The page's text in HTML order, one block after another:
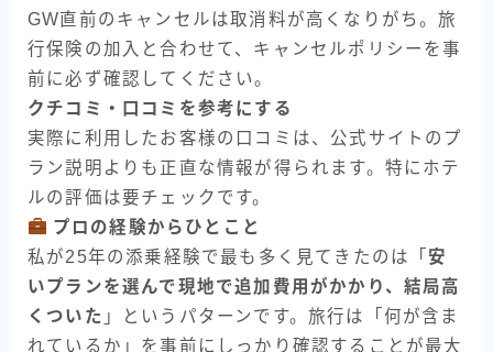
GW直前のキャンセルは取消料が高くなりがち。旅
行保険の加入と合わせて、キャンセルポリシーを事
前に必ず確認してください。
クチコミ・口コミを参考にする
実際に利用したお客様の口コミは、公式サイトのプ
ラン説明よりも正直な情報が得られます。特にホテ
ルの評価は要チェックです。
プロの経験からひとこと
私が25年の添乗経験で最も多く見てきたのは「安
いプランを選んで現地で追加費用がかかり、結局高
くついた 」というパターンです。旅行は「何が含ま
れているか」を事前にしっかり確認することが最大